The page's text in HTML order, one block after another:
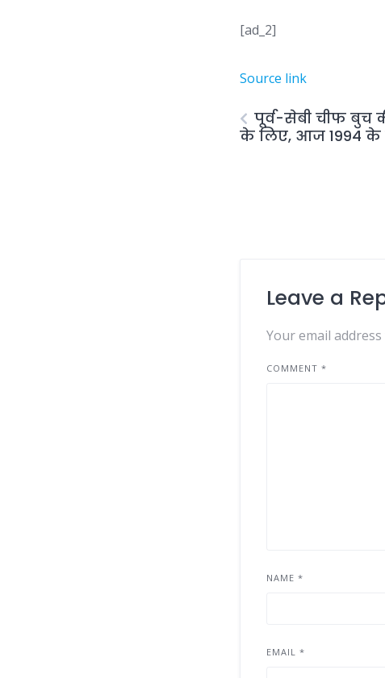
[ad_2]
Source link
पूर्व-सेबी चीफ बुच
के लिए, आज 1994
Leave a
Your email
COMMENT*
NAME*
EMAIL*